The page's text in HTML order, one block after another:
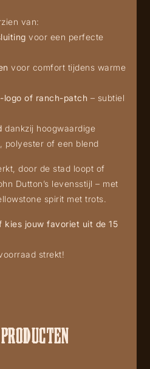
van:
voor een perfecte
voor comfort tijdens warme
logo of ranch-patch – subtiel
dankzij hoogwaardige
polyester of een blend
door de stad loopt of
Dutton’s levensstijl – met
spirit met trots.
kies jouw favoriet uit de 15
strekt!